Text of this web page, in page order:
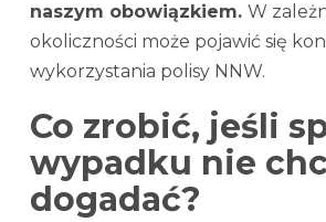
naszym obowiązkiem. W
okoliczności może pojawić się
wykorzystania polisy NNW.
Co zrobić, jeśli
wypadku nie
dogadać?